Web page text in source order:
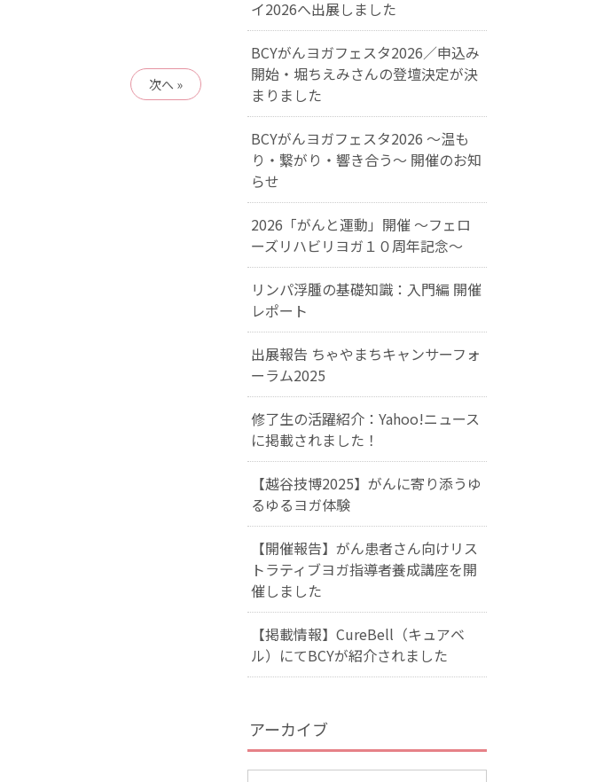
次へ »
イ2026へ出展しました
BCYがんヨガフェスタ2026／申込み
開始・堀ちえみさんの登壇決定が決
まりました
BCYがんヨガフェスタ2026 ～温も
り・繋がり・響き合う～ 開催のお知
らせ
2026「がんと運動」開催 〜フェロ
ーズリハビリヨガ１０周年記念〜
リンパ浮腫の基礎知識：入門編 開催
レポート
出展報告 ちゃやまちキャンサーフォ
ーラム2025
修了生の活躍紹介：Yahoo!ニュース
に掲載されました！
【越谷技博2025】がんに寄り添うゆ
るゆるヨガ体験
【開催報告】がん患者さん向けリス
トラティブヨガ指導者養成講座を開
催しました
【掲載情報】CureBell（キュアベ
ル）にてBCYが紹介されました
アーカイブ